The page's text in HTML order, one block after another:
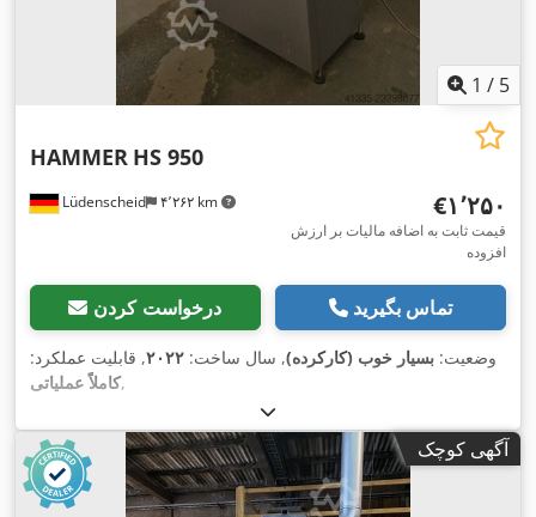
1 / 5
Lüdenscheid ۴٬۲۶۲ km
HAMMER HS 950
‎€۱٬۲۵۰
قیمت ثابت به اضافه مالیات بر ارزش
افزوده
درخواست کردن تماس بگیرید
وضعیت: بسیار خوب (کارکرده), سال ساخت: ۲۰۲۲, قابلیت عملکرد:
کاملاً عملیاتی,
آگهی کوچک